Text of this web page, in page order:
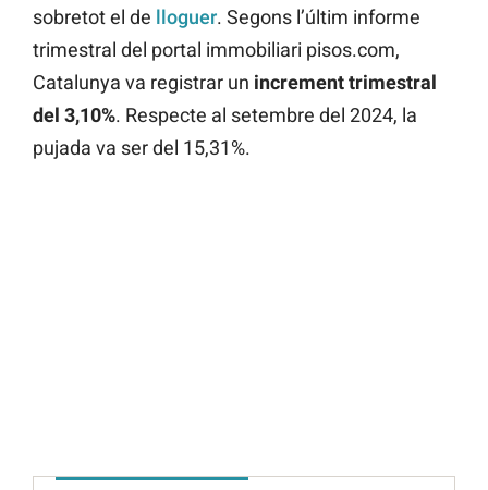
sobretot el de lloguer. Segons l’últim informe
trimestral del portal immobiliari pisos.com,
Catalunya va registrar un increment trimestral
del 3,10%. Respecte al setembre del 2024, la
pujada va ser del 15,31%.